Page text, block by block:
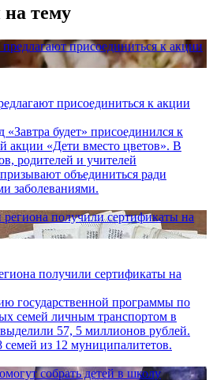
на тему
присоединиться к акции
будет» присоединился к
акции «Дети вместо цветов». В
родителей и учителей
объединиться ради
заболеваниями.
получили сертификаты на
государственной программы по
семей личным транспортом в
57, 5 миллионов рублей.
из 12 муниципалитетов.